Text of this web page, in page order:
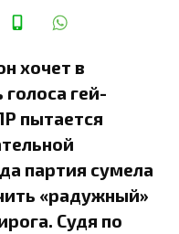
хочет в
гей-
пытается
партия сумела
«радужный»
Судя по